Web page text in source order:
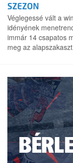
SZEZON
Véglegessé vált a
idényének
immár 14 csapatos
meg az